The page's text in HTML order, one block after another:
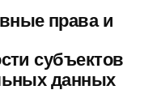
права и
субъектов
данных